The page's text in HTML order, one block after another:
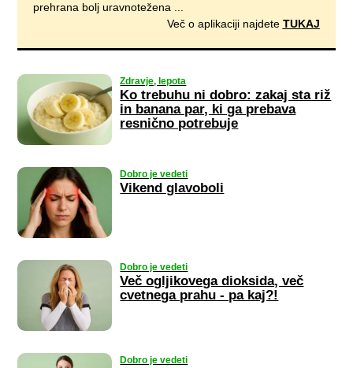
prehrana bolj uravnotežena ...
Več o aplikaciji najdete TUKAJ
Zdravje, lepota
Ko trebuhu ni dobro: zakaj sta riž
in banana par, ki ga prebava
resnično potrebuje
Dobro je vedeti
Vikend glavoboli
Dobro je vedeti
Več ogljikovega dioksida, več
cvetnega prahu - pa kaj?!
Dobro je vedeti